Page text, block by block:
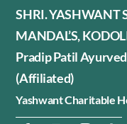
SHRI. YASHWANT
MANDAL’S,
Pradip Patil
(Affiliated)
Yashwant Charitable